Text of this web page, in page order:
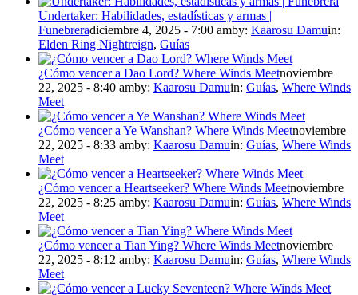
Undertaker: Habilidades, estadísticas y armas |
Funebreradiciembre 4, 2025 - 7:00 amby: Kaarosu Damuin:
Elden Ring Nightreign, Guías
¿Cómo vencer a Dao Lord? Where Winds Meetnoviembre
22, 2025 - 8:40 amby: Kaarosu Damuin: Guías, Where Winds
Meet
¿Cómo vencer a Ye Wanshan? Where Winds Meetnoviembre
22, 2025 - 8:33 amby: Kaarosu Damuin: Guías, Where Winds
Meet
¿Cómo vencer a Heartseeker? Where Winds Meetnoviembre
22, 2025 - 8:25 amby: Kaarosu Damuin: Guías, Where Winds
Meet
¿Cómo vencer a Tian Ying? Where Winds Meetnoviembre
22, 2025 - 8:12 amby: Kaarosu Damuin: Guías, Where Winds
Meet